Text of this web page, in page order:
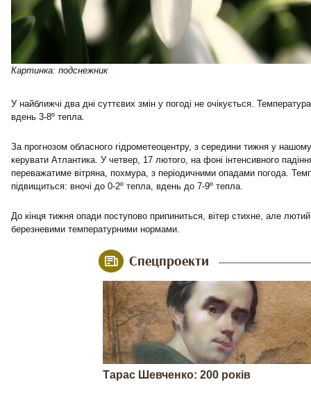
Картинка: подснежник
У найближчі два дні суттєвих змін у погоді не очікується.
вдень 3-8º тепла.
За прогнозом обласного гідрометеоцентру, з середини тижня у нашому
керувати Атлантика. У четвер, 17 лютого, на фоні інтенсивного
переважатиме вітряна, похмура, з періодичними опадами погода.
підвищиться: вночі до 0-2º тепла, вдень до 7-9º тепла.
До кінця тижня опади поступово припиниться, вітер стихне, але
березневими температурними нормами.
Спецпроекти
Тарас Шевченко: 200 років